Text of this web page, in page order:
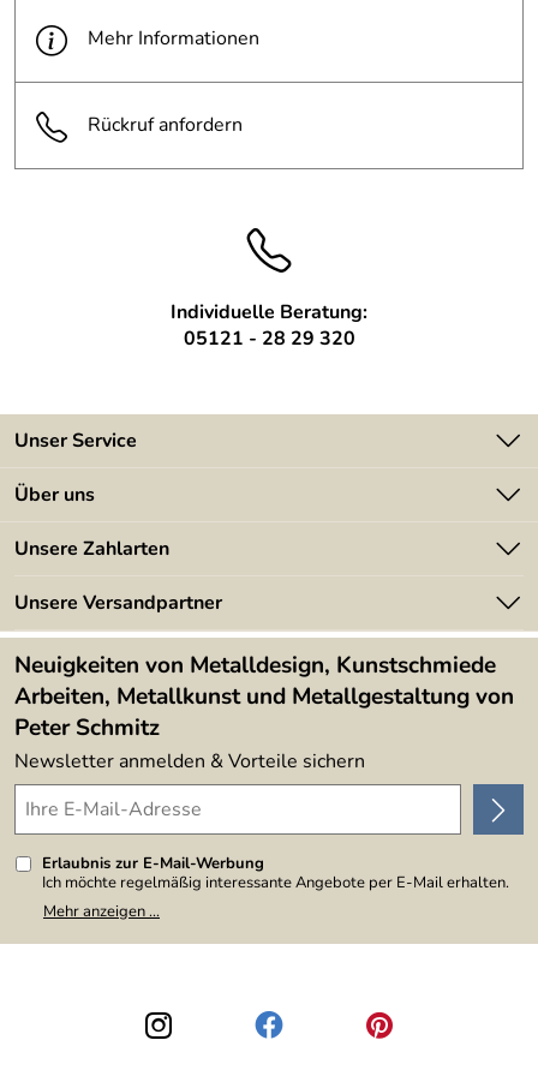
Schleifflies bearbeitet
Höhe Schriftzug: 70 – 80 mm; andere Abmessungen
Zusätzliches Motiv: Eule
einem Schleifflies bearbeitet
Bohrschablone:
liefern wir mit
Mehr Informationen
Rückruf anfordern
Individuelle Beratung:
05121 - 28 29 320
Unser Service
Kontakt
Kundeninformationen
Newsletter
Lieferbedingungen
Über uns
Angebote
Kundenbewertungen (394)
4,9/5
Unsere Zahlarten
Unsere Versandpartner
Neuigkeiten von Metalldesign, Kunstschmiede
Arbeiten, Metallkunst und Metallgestaltung von
Peter Schmitz
Newsletter anmelden & Vorteile sichern
Erlaubnis zur E-Mail-Werbung
Ich möchte regelmäßig interessante Angebote per E-Mail erhalten.
Meine E-Mail-Adresse wird nicht an andere Unternehmen
weitergegeben. Zu statistischen Zwecken wird in anonymer Form
den Link "Abmelden" am Ende des Newsletters anklicke. Die
Datenschutzerklärung
habe ich zur Kenntnis genommen.
Mehr anzeigen ...